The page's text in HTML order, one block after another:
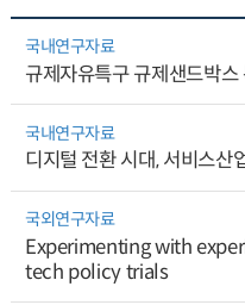
국내연구자료
규제자유특구 규제샌드박스
국내연구자료
디지털 전환 시대, 서비스산
국외연구자료
Experimenting with
tech policy trials